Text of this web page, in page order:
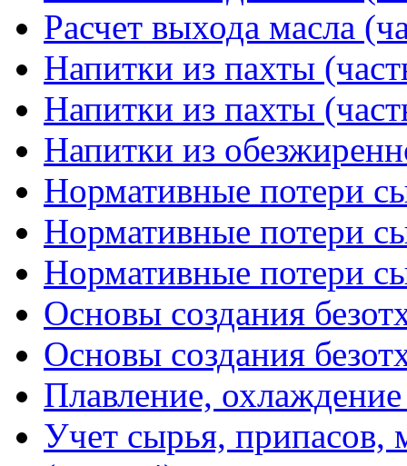
Расчет выхода масла
Напитки из пахты
Напитки из пахты
Напитки из
Нормативные потери
Нормативные потери
Нормативные потери
Основы создания
Основы создания
Плавление,
Учет сырья, припасов,